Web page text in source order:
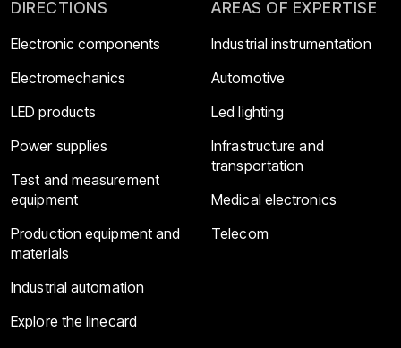
DIRECTIONS
Electronic components
Electromechanics
LED products
Power supplies
Test and measurement
equipment
Production equipment and
materials
Industrial automation
Explore the linecard
AREAS OF EXPERTISE
Industrial instrumentation
Automotive
Led lighting
Infrastructure and
transportation
Medical electronics
Telecom